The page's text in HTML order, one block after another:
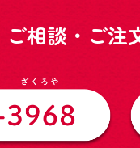
ご相談・ご注